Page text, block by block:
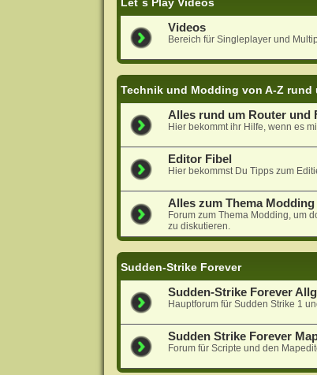
Let´s Play Videos
Videos
Bereich für Singleplayer und
Technik und Modding von A-Z rund
Alles rund um Router und
Hier bekommt ihr Hilfe, wenn es
Editor Fibel
Hier bekommst Du Tipps zum
Alles zum Thema Modding
Forum zum Thema Modding, um
zu diskutieren.
Sudden-Strike Forever
Sudden-Strike Forever
Hauptforum für Sudden Strike 1
Sudden Strike Forever
Forum für Scripte und den